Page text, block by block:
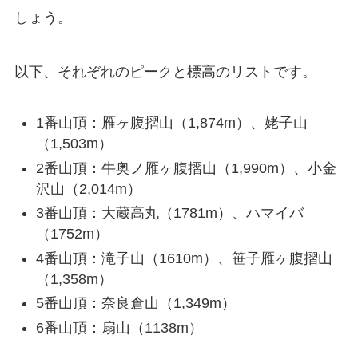
しょう。
以下、それぞれのピークと標高のリストです。
1番山頂：雁ヶ腹摺山（1,874m）、姥子山
（1,503m）
2番山頂：牛奥ノ雁ヶ腹摺山（1,990m）、小金
沢山（2,014m）
3番山頂：大蔵高丸（1781m）、ハマイバ
（1752m）
4番山頂：滝子山（1610m）、笹子雁ヶ腹摺山
（1,358m）
5番山頂：奈良倉山（1,349m）
6番山頂：扇山（1138m）